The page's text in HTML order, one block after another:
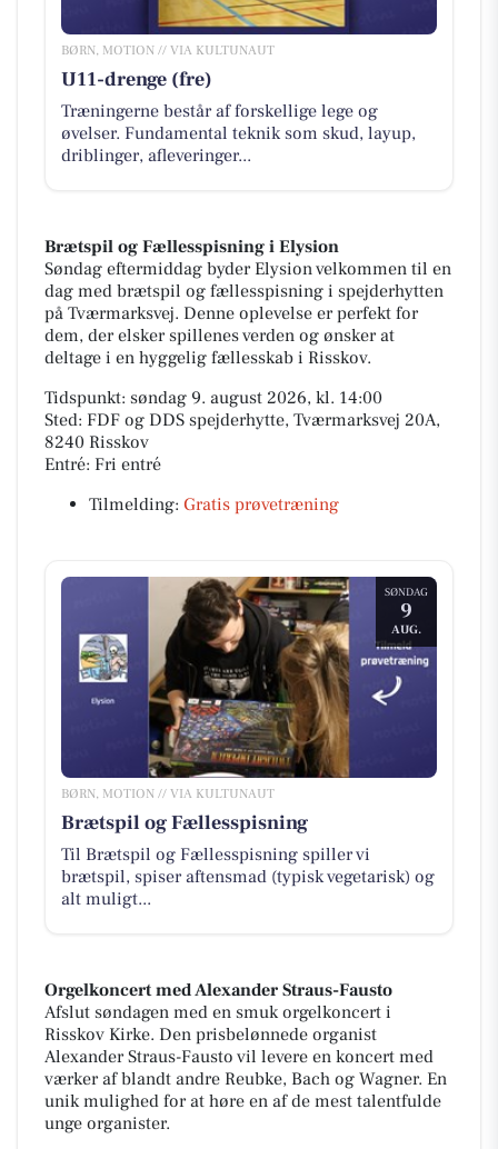
BØRN, MOTION // VIA KULTUNAUT
U11-drenge (fre)
Træningerne består af forskellige lege og
øvelser. Fundamental teknik som skud, layup,
driblinger, afleveringer...
Brætspil og Fællesspisning i Elysion
Søndag eftermiddag byder Elysion velkommen til en
dag med brætspil og fællesspisning i spejderhytten
på Tværmarksvej. Denne oplevelse er perfekt for
dem, der elsker spillenes verden og ønsker at
deltage i en hyggelig fællesskab i Risskov.
Tidspunkt: søndag 9. august 2026, kl. 14:00
Sted: FDF og DDS spejderhytte, Tværmarksvej 20A,
8240 Risskov
Entré: Fri entré
Tilmelding: Gratis prøvetræning
SØNDAG
9
AUG.
BØRN, MOTION // VIA KULTUNAUT
Brætspil og Fællesspisning
Til Brætspil og Fællesspisning spiller vi
brætspil, spiser aftensmad (typisk vegetarisk) og
alt muligt...
Orgelkoncert med Alexander Straus-Fausto
Afslut søndagen med en smuk orgelkoncert i
Risskov Kirke. Den prisbelønnede organist
Alexander Straus-Fausto vil levere en koncert med
værker af blandt andre Reubke, Bach og Wagner. En
unik mulighed for at høre en af de mest talentfulde
unge organister.